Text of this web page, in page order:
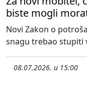
biste mogli
Novi Zakon o
snagu trebao stupiti
08.07.2026. u 15:00